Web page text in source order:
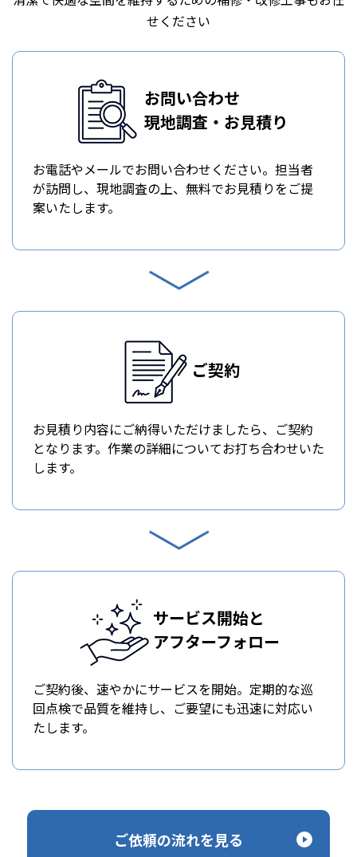
せください
お問い合わせ
現地調査・お見積り
お電話やメールでお問い合わせください。担当者
が訪問し、現地調査の上、無料でお見積りをご提
案いたします。
ご契約
お見積り内容にご納得いただけましたら、ご契約
となります。作業の詳細についてお打ち合わせいた
します。
サービス開始と
アフターフォロー
ご契約後、速やかにサービスを開始。定期的な巡
回点検で品質を維持し、ご要望にも迅速に対応い
たします。
ご依頼の流れを見る